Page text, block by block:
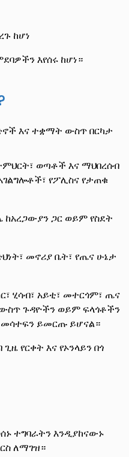
ከሆነ
እየሰሩ ከሆነ።
እና ተቋማት ውስጥ በርካታ
ወጣቶች እና ማህበረሰብ
የፖሊስና የታጠቁ
ከአረጋውያን ጋር ወይም የስደት
መኖሪያ ቤት፣ የጤና ሁኔታ
ሂሳብ፣ አይቲ፣ መተርጎም፣ ጤና
ጉዳዮችን ወይም ፍላጎቶችን
ይመርጡ ይሆናል።
የርቀት እና የኦንላይን በጎ
ተግባራትን እንዲያከናውኑ
ለማገዝ።